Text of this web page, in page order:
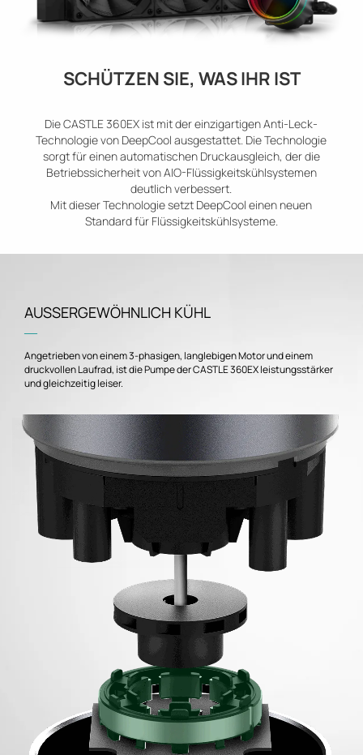
SCHÜTZEN SIE, WAS IHR IST
Die CASTLE 360EX ist mit der einzigartigen Anti-Leck-
Technologie von DeepCool ausgestattet. Die Technologie
sorgt für einen automatischen Druckausgleich, der die
Betriebssicherheit von AIO-Flüssigkeitskühlsystemen
deutlich verbessert.
Mit dieser Technologie setzt DeepCool einen neuen
Standard für Flüssigkeitskühlsysteme.
AUSSERGEWÖHNLICH KÜHL
―
Angetrieben von einem 3-phasigen, langlebigen Motor und einem
druckvollen Laufrad, ist die Pumpe der CASTLE 360EX leistungsstärker
und gleichzeitig leiser.